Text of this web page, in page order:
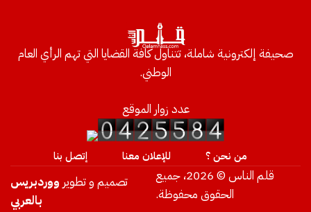
صحيفة إلكترونية شاملة، تتناول كافة القضايا التي تهم الرأي العام
الوطني.
عدد زوار الموقع
من نحن ؟ للإعلان معنا إتصل بنا
قلم الناس © 2026، جميع
الحقوق محفوظة.
تصميم و تطوير ووردبريس
بالعربي